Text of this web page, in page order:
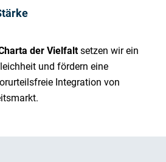
der Vielfaltsetzen wir ein
und fördern eine
Integration von